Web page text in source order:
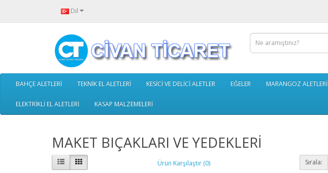
Dil
BAHÇE ALETLERİ TEKNİK EL ALETLERİ KESİCİ VE DELİCİ ALETLER EĞELER MARANGOZ ALETLERİ
ELEKTRİKLİ EL ALETLERİ KASAP MALZEMELERİ
MAKET BIÇAKLARI VE YEDEKLERİ
Ürün Karşılaştır (0) Sırala: